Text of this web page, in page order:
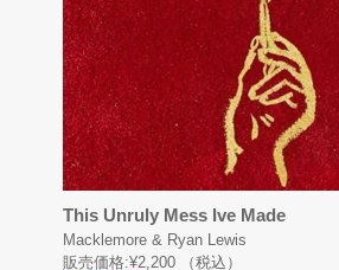
This Unruly Mess Ive Made
Macklemore & Ryan Lewis
販売価格:¥2,200
（税込）